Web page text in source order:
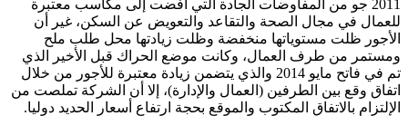
2011 جو من المفاوضات الجادة التي أفضت إلى مكاسب معتبرة
للعمال في مجال الصحة والتقاعد والتعويض عن السكن، غير أن
الأجور ظلت مستوياتها منخفضة وظلت زيادتها محل طلب ملح
ومستمر من طرف العمال، وكانت موضع الحراك قبل الأخير الذي
تم في فاتح مايو 2014 والذي يتضمن زيادة معتبرة للأجور من خلال
اتفاق وقع بين الطرفين (العمال والإدارة)، إلا أن الشركة تملصت من
الإلتزام بالاتفاق المكتوب والموقع بحجة ارتفاع أسعار الحديد دوليا.